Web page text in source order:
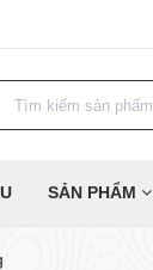
SẢN PHẨM